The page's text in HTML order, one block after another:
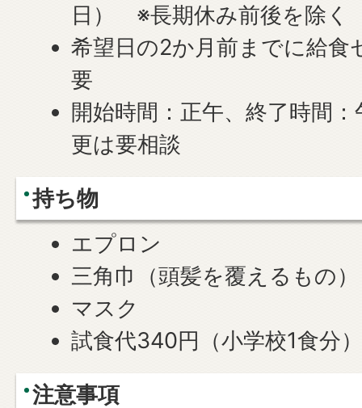
日） ※長期休み前後を除く
希望日の2か月前までに給食
要
開始時間：正午、終了時間
更は要相談
持ち物
エプロン
三角巾（頭髪を覆えるもの）
マスク
試食代340円（小学校1食分
注意事項